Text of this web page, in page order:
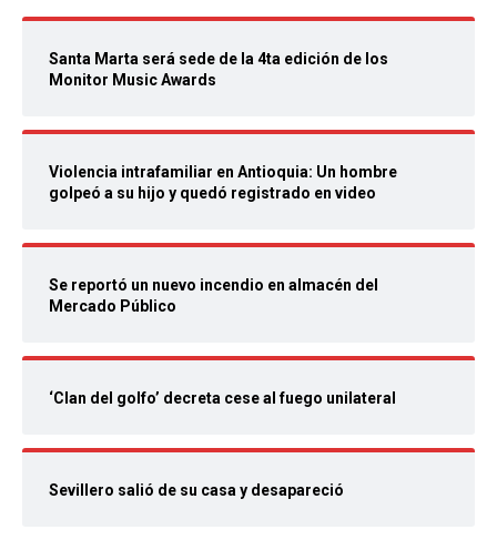
Santa Marta será sede de la 4ta edición de los
Monitor Music Awards
Violencia intrafamiliar en Antioquia: Un hombre
golpeó a su hijo y quedó registrado en video
Se reportó un nuevo incendio en almacén del
Mercado Público
‘Clan del golfo’ decreta cese al fuego unilateral
Sevillero salió de su casa y desapareció